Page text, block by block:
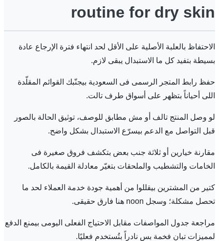
routine for dry skin
الاحتفاظ بالعلبة الأصلية على الأقل لحد انتهاء فترة الإرجاع عادة
بسيطة بتفيد كل ما الاستبدال يبقى لازم.
حفظ رابط المتجر الرسمى فى السعودية بيجنّبك القوائم المقلّدة
اللى أحياناً بتظهر على أسواق طرف تالت.
لو وصل المنتج تالف أو مش مطابق للوصف، توثيق الحالة بالصور
قبل التواصل مع الدعم بيسرّع الاستبدال بشكل واضح.
مقارنة خيارين أو ثلاثة جنب بعض بتكشف فروق صغيرة فى
الخامات والتشطيب والملحقات بتغيّر معادلة القيمة بالكامل.
كتير من المشترين بيقللوا من أهمية جودة خدمة العملاء لحد ما
تحصل مشكلة؛ وسجل noon هنا فارق حقيقى.
مراجعة جدول المواصفات مقابل الاحتياج الفعلى اليومى بيمنع الدفع
لمميزات تبان فخمة بس نادراً بتُستخدم فعليًا.